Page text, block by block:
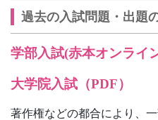
過去の入試問題・出題
学部入試(赤本オンライ
大学院入試（PDF）
著作権などの都合により、